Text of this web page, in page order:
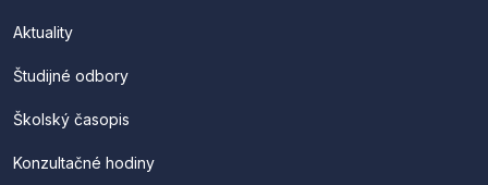
Aktuality
Študijné odbory
Školský časopis
Konzultačné hodiny